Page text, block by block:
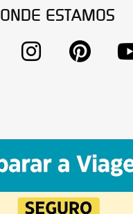
ONDE ESTAMOS